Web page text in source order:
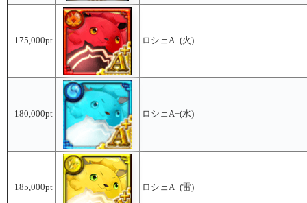
175,000pt ロシェA+(火)
180,000pt ロシェA+(水)
185,000pt ロシェA+(雷)